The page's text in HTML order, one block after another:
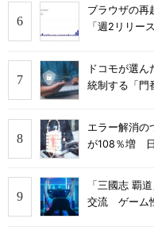
ブラウザの
「週2リリー
ドコモが選
統制する「門
エラー解消の
が108％増
「三國志 覇
交流 ゲーム